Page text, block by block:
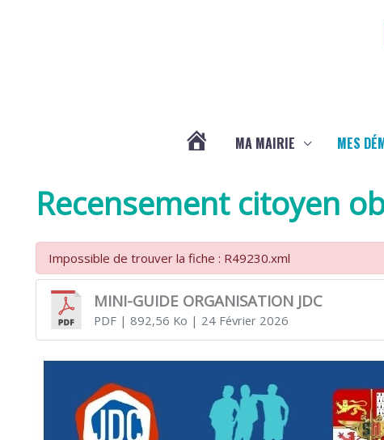
DE
LA
CHAPELLE
POTS
MA MAIRIE MES
Recensement citoyen
Impossible de trouver la fiche : R49230.xml
MINI-GUIDE ORGANISATION JDC
PDF| 892,56 Ko | 24 Février 2026